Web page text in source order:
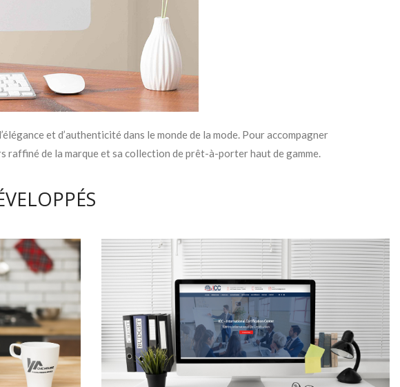
et d’authenticité dans le monde de la mode. Pour accompagner
raffiné de la marque et sa collection de prêt-à-porter haut de gamme.